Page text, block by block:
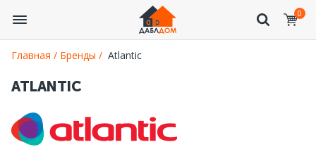
0
Главная / Бренды / Atlantic
ATLANTIC